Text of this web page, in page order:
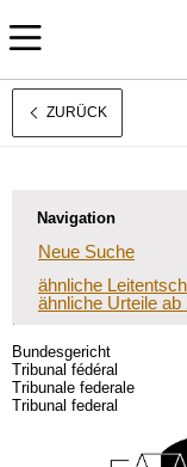
Français
ZURÜCK
Navigation
Neue Suche
ähnliche
ähnliche Urteile
Bundesgericht
Tribunal fédéral
Tribunale federale
Tribunal federal